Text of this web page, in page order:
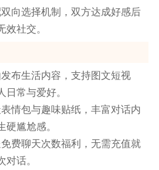
向选择机制，双方达成好感后
效社交。
布生活内容，支持图文短视
常与爱好。
情包与趣味贴纸，丰富对话内
尴尬感。
费聊天次数福利，无需充值就
话。